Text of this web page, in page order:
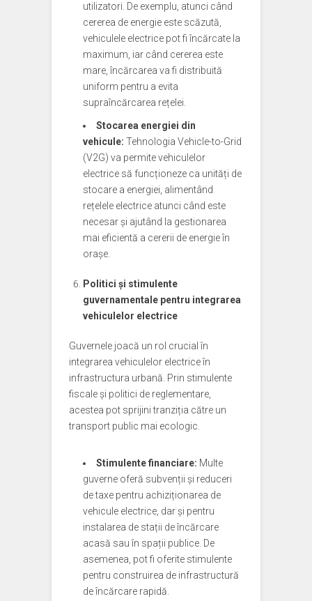
utilizatori. De exemplu, atunci când
cererea de energie este scăzută,
vehiculele electrice pot fi încărcate la
maximum, iar când cererea este
mare, încărcarea va fi distribuită
uniform pentru a evita
supraîncărcarea rețelei.
Stocarea energiei din
vehicule: Tehnologia Vehicle-to-Grid
(V2G) va permite vehiculelor
electrice să funcționeze ca unități de
stocare a energiei, alimentând
rețelele electrice atunci când este
necesar și ajutând la gestionarea
mai eficientă a cererii de energie în
orașe.
Politici și stimulente
guvernamentale pentru integrarea
vehiculelor electrice
Guvernele joacă un rol crucial în
integrarea vehiculelor electrice în
infrastructura urbană. Prin stimulente
fiscale și politici de reglementare,
acestea pot sprijini tranziția către un
transport public mai ecologic.
Stimulente financiare: Multe
guverne oferă subvenții și reduceri
de taxe pentru achiziționarea de
vehicule electrice, dar și pentru
instalarea de stații de încărcare
acasă sau în spații publice. De
asemenea, pot fi oferite stimulente
pentru construirea de infrastructură
de încărcare rapidă.